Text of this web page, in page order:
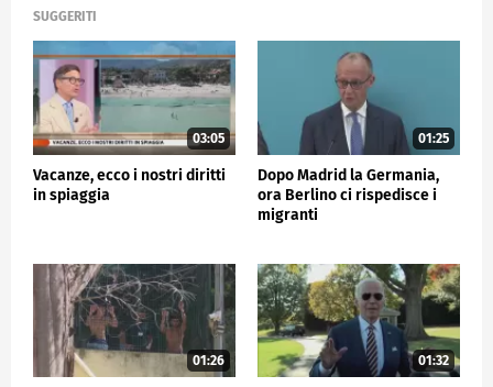
SUGGERITI
03:05
Vacanze, ecco i nostri diritti
in spiaggia
01:25
Dopo Madrid la Germania,
ora Berlino ci rispedisce i
migranti
01:26 01:32